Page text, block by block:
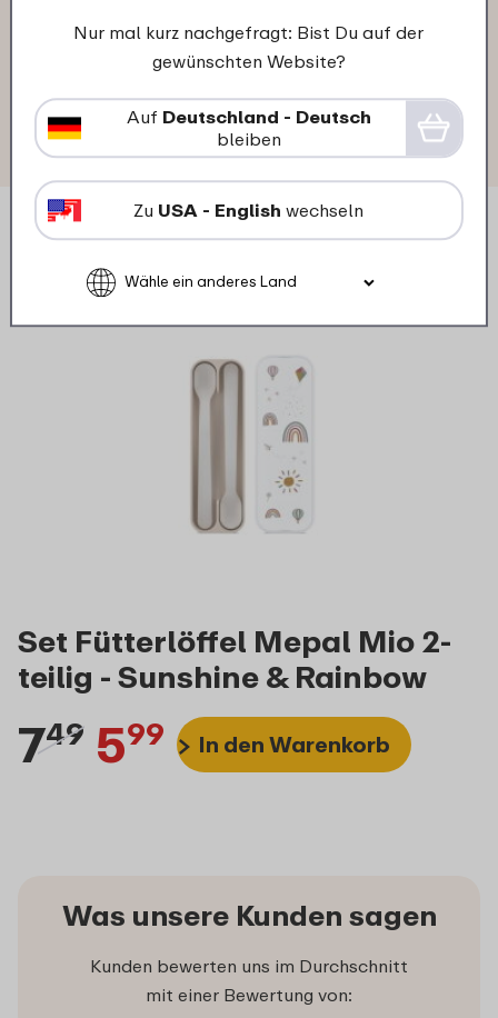
"Hatten schon welche und nochmal
welche bestellt . Super zum mit nehmen
★★★★★
★★★★★
Kunde von mepal.com
Set Fütterlöffel Mepal Mio 2-
teilig - Sunshine & Rainbow
749 599 In den Warenkorb
Was unsere Kunden sagen
Kunden bewerten uns im Durchschnitt
mit einer Bewertung von:
Nur mal kurz nachgefragt: Bist Du auf der
gewünschten Website?
Auf Deutschland - Deutsch
bleiben
Zu USA - English wechseln